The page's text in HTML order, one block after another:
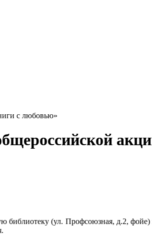
с любовью»
(ул. Профсоюзная, д.2,